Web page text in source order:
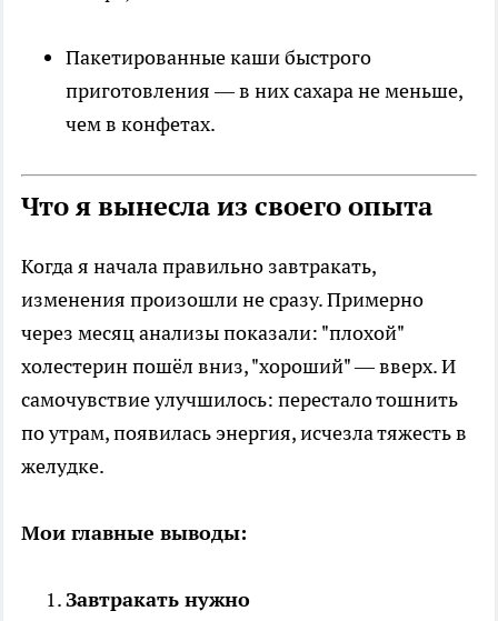
Пакетированные каши быстрого
приготовления — в них сахара не меньше,
чем в конфетах.
Что я вынесла из своего опыта
Когда я начала правильно завтракать,
изменения произошли не сразу. Примерно
через месяц анализы показали: "плохой"
холестерин пошёл вниз, "хороший" — вверх. И
самочувствие улучшилось: перестало тошнить
по утрам, появилась энергия, исчезла тяжесть в
желудке.
Мои главные выводы:
Завтракать нужно